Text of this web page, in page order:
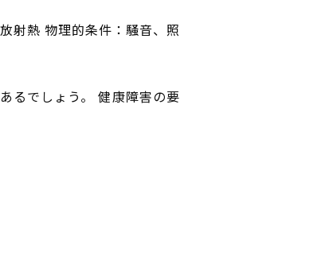
射熱 物理的条件：騒音、照
るでしょう。 健康障害の要